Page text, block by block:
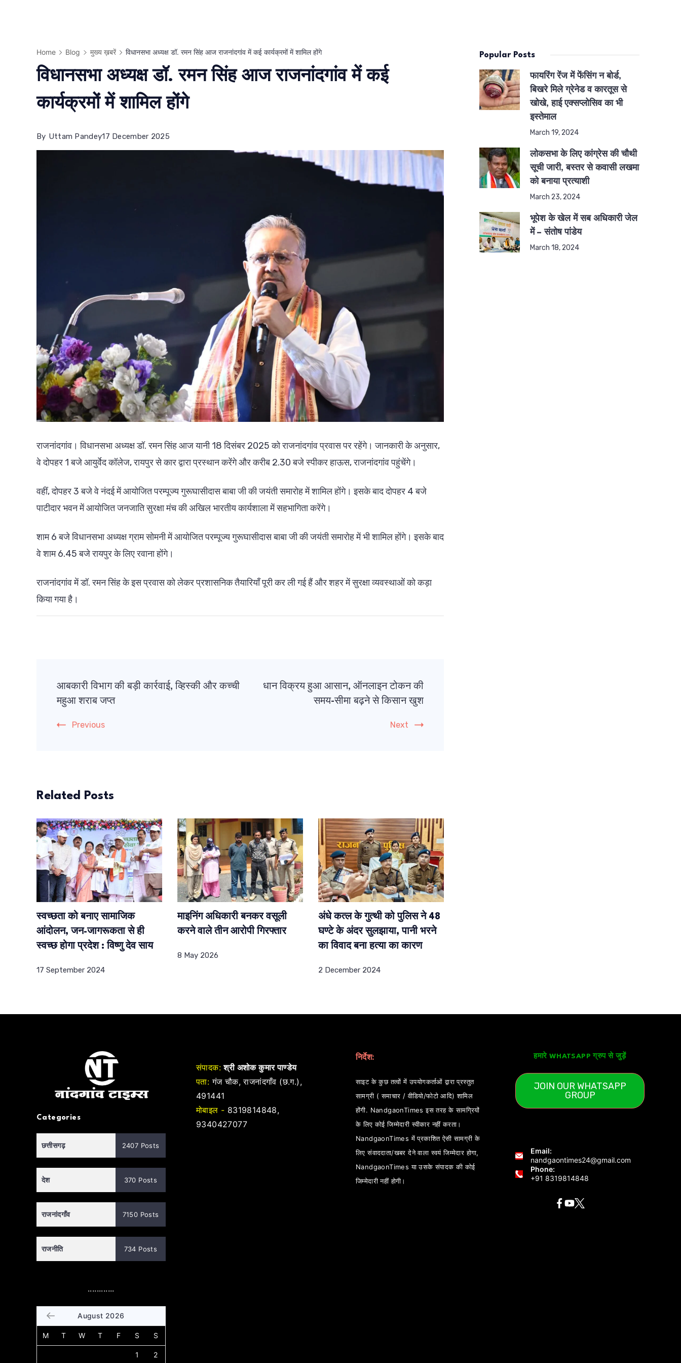
Home Blog मुख्य ख़बरें विधानसभा अध्यक्ष डॉ. रमन सिंह आज राजनांदगांव में कई कार्यक्रमों में शामिल होंगे
विधानसभा अध्यक्ष डॉ. रमन सिंह आज राजनांदगांव में कई
कार्यक्रमों में शामिल होंगे
By Uttam Pandey17 December 2025
राजनांदगांव। विधानसभा अध्यक्ष डॉ. रमन सिंह आज यानी 18 दिसंबर 2025 को राजनांदगांव प्रवास पर रहेंगे। जानकारी के अनुसार,
वे दोपहर 1 बजे आयुर्वेद कॉलेज, रायपुर से कार द्वारा प्रस्थान करेंगे और करीब 2.30 बजे स्पीकर हाऊस, राजनांदगांव पहुंचेंगे।
वहीं, दोपहर 3 बजे वे नंदई में आयोजित परम्पूज्य गुरूघासीदास बाबा जी की जयंती समारोह में शामिल होंगे। इसके बाद दोपहर 4 बजे
पाटीदार भवन में आयोजित जनजाति सुरक्षा मंच की अखिल भारतीय कार्यशाला में सहभागिता करेंगे।
शाम 6 बजे विधानसभा अध्यक्ष ग्राम सोमनी में आयोजित परम्पूज्य गुरूघासीदास बाबा जी की जयंती समारोह में भी शामिल होंगे। इसके बाद
वे शाम 6.45 बजे रायपुर के लिए रवाना होंगे।
राजनांदगांव में डॉ. रमन सिंह के इस प्रवास को लेकर प्रशासनिक तैयारियाँ पूरी कर ली गई हैं और शहर में सुरक्षा व्यवस्थाओं को कड़ा
किया गया है।
Navigation
आबकारी विभाग की बड़ी कार्रवाई, व्हिस्की और कच्ची
महुआ शराब जप्त
Previous
धान विक्रय हुआ आसान, ऑनलाइन टोकन की
समय-सीमा बढ़ने से किसान खुश
Next
Related Posts
स्वच्छता को बनाए सामाजिक
आंदोलन, जन-जागरूकता से ही
स्वच्छ होगा प्रदेश : विष्णु देव साय
17 September 2024
माइनिंग अधिकारी बनकर वसूली
करने वाले तीन आरोपी गिरफ्तार
8 May 2026
अंधे कत्ल के गुत्थी को पुलिस ने 48
घण्टे के अंदर सुलझाया, पानी भरने
का विवाद बना हत्या का कारण
2 December 2024
Popular Posts
फायरिंग रेंज में फेंसिंग न बोर्ड,
बिखरे मिले ग्रेनेड व कारतूस से
खोखे, हाई एक्सप्लोसिव का भी
इस्तेमाल
March 19, 2024
लोकसभा के लिए कांग्रेस की चौथी
सूची जारी, बस्तर से कवासी लखमा
को बनाया प्रत्याशी
March 23, 2024
भूपेश के खेल में सब अधिकारी जेल
में – संतोष पांडेय
March 18, 2024
Categories
छत्तीसगढ़ 2407 Posts
देश 370 Posts
राजनांदगाँव 7150 Posts
राजनीति 734 Posts
............
August 2026
M T W T F S S
1 2
संपादक: श्री अशोक कुमार पाण्डेय
पता: गंज चौक, राजनांदगाँव (छ.ग.),
491441
मोबाइल - 8319814848,
9340427077
निर्देश:
साइट के कुछ तत्वों में उपयोगकर्ताओं द्वारा प्रस्तुत
सामग्री ( समाचार / वीडियो/फोटो आदि) शामिल
होंगी. NandgaonTimes इस तरह के सामग्रियों
के लिए कोई जिम्मेदारी स्वीकार नहीं करता।
NandgaonTimes में प्रकाशित ऐसी सामग्री के
लिए संवाददाता/खबर देने वाला स्वयं जिम्मेदार होगा,
NandgaonTimes या उसके संपादक की कोई
जिम्मेदारी नहीं होगी।
हमारे WHATSAPP ग्रुप से जुड़ें
JOIN OUR WHATSAPP
GROUP
Email:
nandgaontimes24@gmail.com
Phone:
+91 8319814848